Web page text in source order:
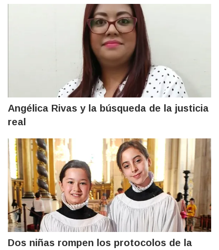
Angélica Rivas y la búsqueda de la justicia
real
Dos niñas rompen los protocolos de la